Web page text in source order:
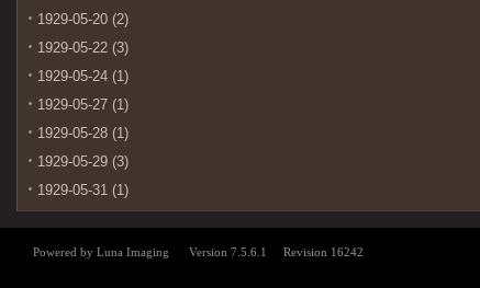
1929-05-20 (2)
1929-05-22 (3)
1929-05-24 (1)
1929-05-27 (1)
1929-05-28 (1)
1929-05-29 (3)
1929-05-31 (1)